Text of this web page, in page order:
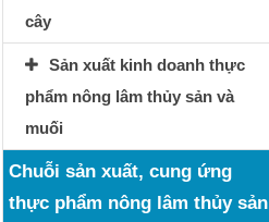
cây
Sản xuất kinh doanh thực
phẩm nông lâm thủy sản và
muối
Chuỗi sản xuất, cung ứng
thực phẩm nông lâm thủy sản